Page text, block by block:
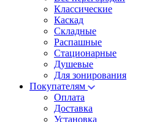
Классические
Каскад
Складные
Распашные
Стационарные
Душевые
Для зонирования
Покупателям
Оплата
Доставка
Установка